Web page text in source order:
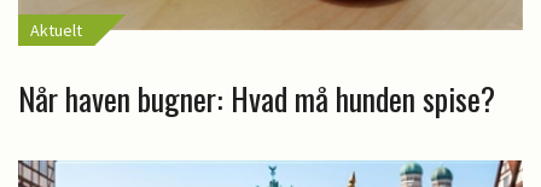
Aktuelt
Når haven bugner: Hvad må hunden spise?